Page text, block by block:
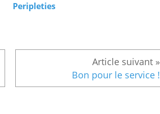
Peripleties
Bon pour le service !